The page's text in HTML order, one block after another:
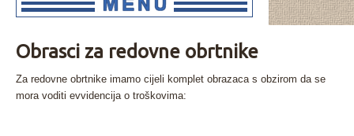
Obrasci za redovne obrtnike
Za redovne obrtnike imamo cijeli komplet obrazaca s obzirom da se
mora voditi evvidencija o troškovima: